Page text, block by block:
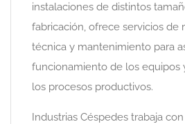
instalaciones de distintos
fabricación, ofrece servicios de
técnica y mantenimiento para
funcionamiento de los equipos
los procesos productivos.
Industrias Céspedes trabaja